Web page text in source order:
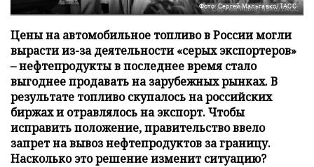
Фото: Сергей Мальгавко/ТАСС
Цены на автомобильное топливо в России могли
вырасти из-за деятельности «серых экспортеров»
– нефтепродукты в последнее время стало
выгоднее продавать на зарубежных рынках. В
результате топливо скупалось на российских
биржах и отравлялось на экспорт. Чтобы
исправить положение, правительство ввело
запрет на вывоз нефтепродуктов за границу.
Насколько это решение изменит ситуацию?